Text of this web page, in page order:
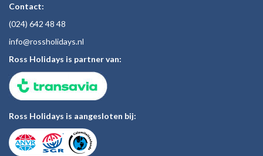
Contact:
(024) 642 48 48
info@rossholidays.nl
Ross Holidays is partner van:
Ross Holidays is aangesloten bij: